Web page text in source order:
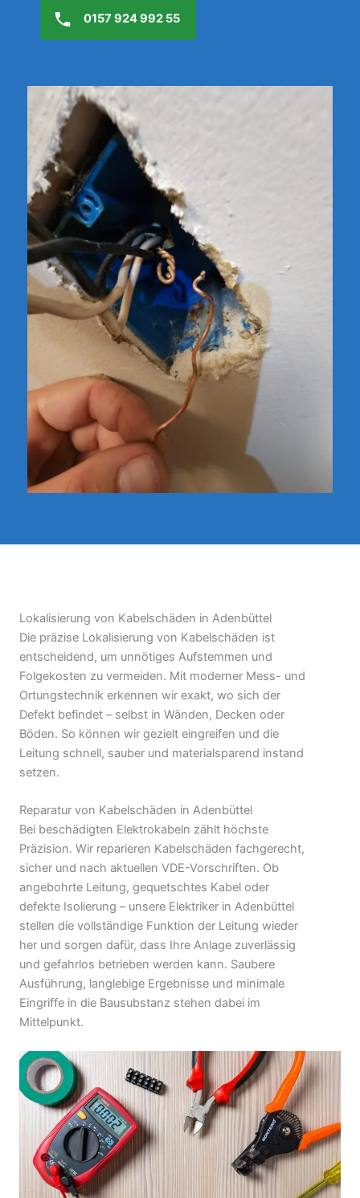
0157 924 992 55
Lokalisierung von Kabelschäden in Adenbüttel
Die präzise Lokalisierung von Kabelschäden ist
entscheidend, um unnötiges Aufstemmen und
Folgekosten zu vermeiden. Mit moderner Mess- und
Ortungstechnik erkennen wir exakt, wo sich der
Defekt befindet – selbst in Wänden, Decken oder
Böden. So können wir gezielt eingreifen und die
Leitung schnell, sauber und materialsparend instand
setzen.
Reparatur von Kabelschäden in Adenbüttel
Bei beschädigten Elektrokabeln zählt höchste
Präzision. Wir reparieren Kabelschäden fachgerecht,
sicher und nach aktuellen VDE-Vorschriften. Ob
angebohrte Leitung, gequetschtes Kabel oder
defekte Isolierung – unsere Elektriker in Adenbüttel
stellen die vollständige Funktion der Leitung wieder
her und sorgen dafür, dass Ihre Anlage zuverlässig
und gefahrlos betrieben werden kann. Saubere
Ausführung, langlebige Ergebnisse und minimale
Eingriffe in die Bausubstanz stehen dabei im
Mittelpunkt.